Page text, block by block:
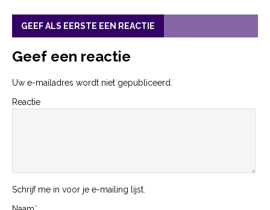
GEEF ALS EERSTE EEN REACTIE
Geef een reactie
Uw e-mailadres wordt niet gepubliceerd.
Reactie
Schrijf me in voor je e-mailing lijst.